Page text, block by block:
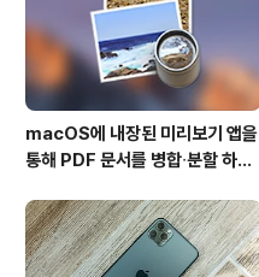
macOS에 내장된 미리보기 앱을
통해 PDF 문서를 병합∙분할 하는